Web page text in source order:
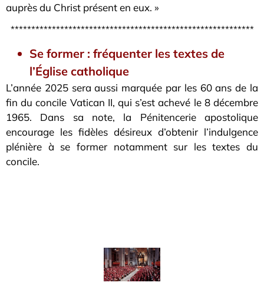
auprès du Christ présent en eux. »
***********************************************************
Se former : fréquenter les textes de
l’Église catholique
L’année 2025 sera aussi marquée par les 60 ans de la
fin du concile Vatican II, qui s’est achevé le 8 décembre
1965. Dans sa note, la Pénitencerie apostolique
encourage les fidèles désireux d’obtenir l’indulgence
plénière à se former notamment sur les textes du
concile.